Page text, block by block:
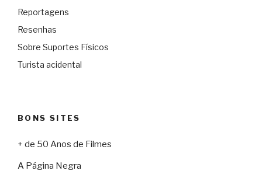
Reportagens
Resenhas
Sobre Suportes Físicos
Turista acidental
BONS SITES
+ de 50 Anos de Filmes
A Página Negra